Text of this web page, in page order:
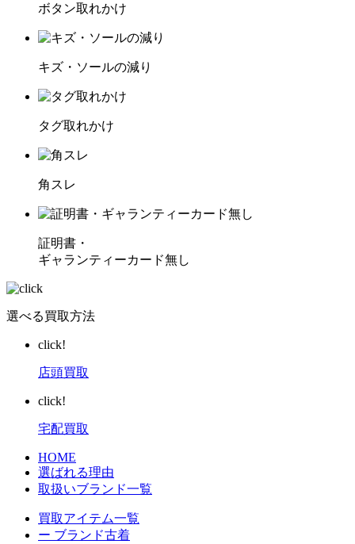
ボタン取れかけ
キズ・ソールの減り
タグ取れかけ
角スレ
証明書・
ギャランティーカード無し
選べる買取方法
click!
店頭買取
click!
宅配買取
HOME
選ばれる理由
取扱いブランド一覧
買取アイテム一覧
ー ブランド古着